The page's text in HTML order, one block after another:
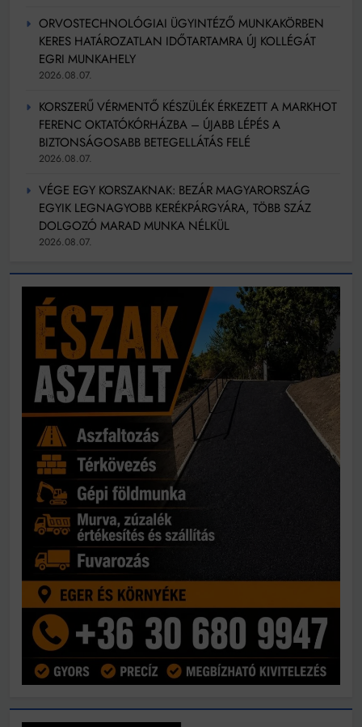
ORVOSTECHNOLÓGIAI ÜGYINTÉZŐ MUNKAKÖRBEN
KERES HATÁROZATLAN IDŐTARTAMRA ÚJ KOLLÉGÁT
EGRI MUNKAHELY
2026.08.07.
KORSZERŰ VÉRMENTŐ KÉSZÜLÉK ÉRKEZETT A MARKHOT
FERENC OKTATÓKÓRHÁZBA – ÚJABB LÉPÉS A
BIZTONSÁGOSABB BETEGELLÁTÁS FELÉ
2026.08.07.
VÉGE EGY KORSZAKNAK: BEZÁR MAGYARORSZÁG
EGYIK LEGNAGYOBB KERÉKPÁRGYÁRA, TÖBB SZÁZ
DOLGOZÓ MARAD MUNKA NÉLKÜL
2026.08.07.